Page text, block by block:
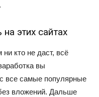
этих сайтах
ни кто не даст, всё
вы
все самые популярные
вложений. Дальше